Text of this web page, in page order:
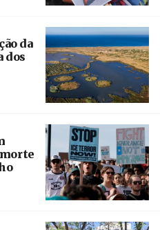
da
dos